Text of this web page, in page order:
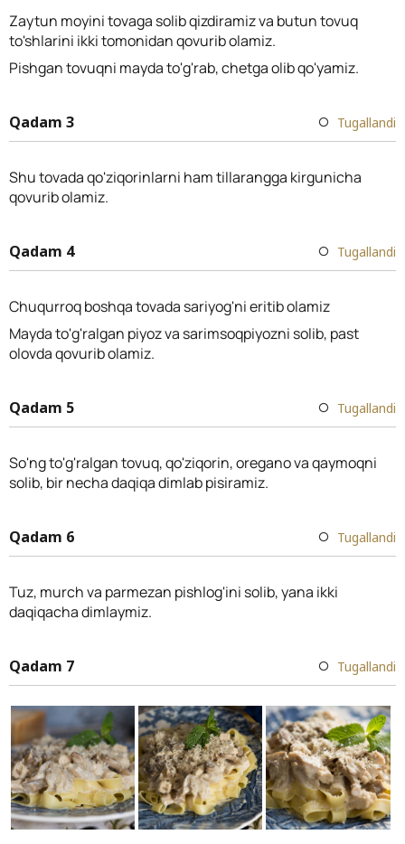
Zaytun moyini tovaga solib qizdiramiz va butun tovuq
to'shlarini ikki tomonidan qovurib olamiz.
Pishgan tovuqni mayda to'g'rab, chetga olib qo'yamiz.
Qadam 3 Tugallandi
Shu tovada qo'ziqorinlarni ham tillarangga kirgunicha
qovurib olamiz.
Qadam 4 Tugallandi
Chuqurroq boshqa tovada sariyog'ni eritib olamiz
Mayda to'g'ralgan piyoz va sarimsoqpiyozni solib, past
olovda qovurib olamiz.
Qadam 5 Tugallandi
So'ng to'g'ralgan tovuq, qo'ziqorin, oregano va qaymoqni
solib, bir necha daqiqa dimlab pisiramiz.
Qadam 6 Tugallandi
Tuz, murch va parmezan pishlog'ini solib, yana ikki
daqiqacha dimlaymiz.
Qadam 7 Tugallandi